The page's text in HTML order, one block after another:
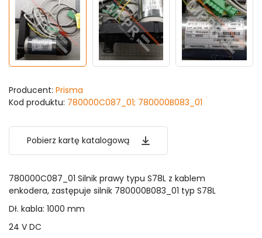
Producent: Prisma
Kod produktu: 780000C087_01; 780000B083_01
Pobierz kartę katalogową
780000C087_01 Silnik prawy typu S78L z kablem
enkodera, zastępuje silnik 780000B083_01 typ S78L
Dł. kabla: 1000 mm
24 V DC